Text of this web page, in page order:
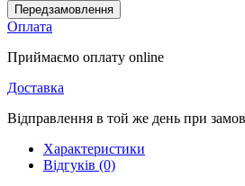
Передзамовлення
Оплата
Приймаємо оплату online
Доставка
Відправлення в той же день при
Характеристики
Відгуків (0)